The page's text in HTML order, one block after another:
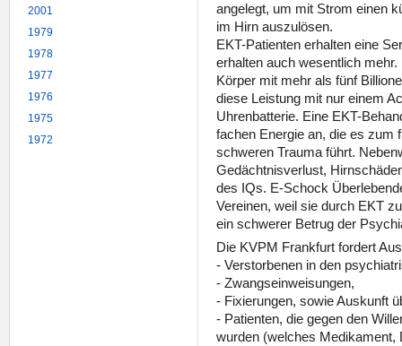
2001
1979
1978
1977
1976
1975
1972
angelegt, um mit Strom einen
im Hirn auszulösen.
EKT-Patienten erhalten eine
erhalten auch wesentlich
Körper mit mehr als fünf
diese Leistung mit nur einem
Uhrenbatterie. Eine EKT-
fachen Energie an, die es zum
schweren Trauma führt.
Gedächtnisverlust,
des IQs. E-Schock
Vereinen, weil sie durch EKT
ein schwerer Betrug der
Die KVPM Frankfurt fordert
- Verstorbenen in den
- Zwangseinweisungen,
- Fixierungen, sowie Auskunft
- Patienten, die gegen den
wurden (welches Medikament,